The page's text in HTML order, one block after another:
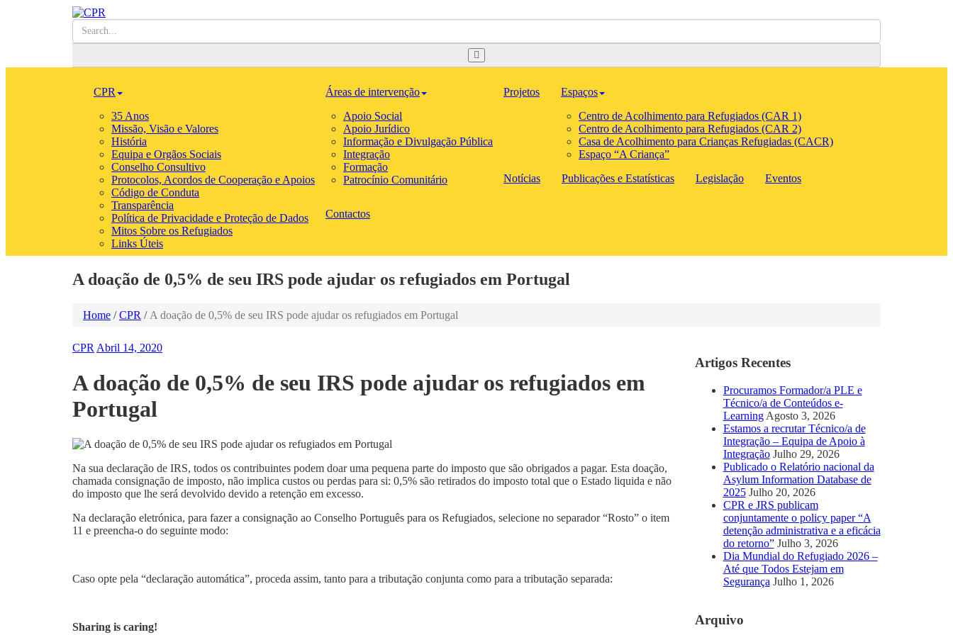
CPR
35 Anos
Missão, Visão e Valores
História
Equipa e Orgãos Sociais
Conselho Consultivo
Protocolos, Acordos de Cooperação e Apoios
Código de Conduta
Transparência
Política de Privacidade e Proteção de Dados
Mitos Sobre os Refugiados
Links Úteis
Áreas de intervenção
Apoio Social
Apoio Jurídico
Informação e Divulgação Pública
Integração
Formação
Patrocínio Comunitário
Projetos
Espaços
Centro de Acolhimento para Refugiados (CAR 1)
Centro de Acolhimento para Refugiados (CAR 2)
Casa de Acolhimento para Crianças Refugiadas (CACR)
Espaço “A Criança”
Notícias
Publicações e Estatísticas Legislação Eventos
Contactos
A doação de 0,5% de seu IRS pode ajudar os refugiados em Portugal
Home / CPR / A doação de 0,5% de seu IRS pode ajudar os refugiados em Portugal
CPR Abril 14, 2020
A doação de 0,5% de seu IRS pode ajudar os refugiados em
Portugal
Na sua declaração de IRS, todos os contribuintes podem doar uma pequena parte do imposto que são obrigados a pagar. Esta doação,
chamada consignação de imposto, não implica custos ou perdas para si: 0,5% são retirados do imposto total que o Estado liquida e não
do imposto que lhe será devolvido devido a retenção em excesso.
Na declaração eletrónica, para fazer a consignação ao Conselho Português para os Refugiados, selecione no separador “Rosto” o item
11 e preencha-o do seguinte modo:
Caso opte pela “declaração automática”, proceda assim, tanto para a tributação conjunta como para a tributação separada:
Sharing is caring!
Artigos Recentes
Procuramos Formador/a PLE e
Técnico/a de Conteúdos e-
Learning Agosto 3, 2026
Estamos a recrutar Técnico/a de
Integração – Equipa de Apoio à
Integração Julho 29, 2026
Publicado o Relatório nacional da
Asylum Information Database de
2025 Julho 20, 2026
CPR e JRS publicam
conjuntamente o policy paper “A
detenção administrativa e a eficácia
do retorno” Julho 3, 2026
Dia Mundial do Refugiado 2026 –
Até que Todos Estejam em
Segurança Julho 1, 2026
Arquivo